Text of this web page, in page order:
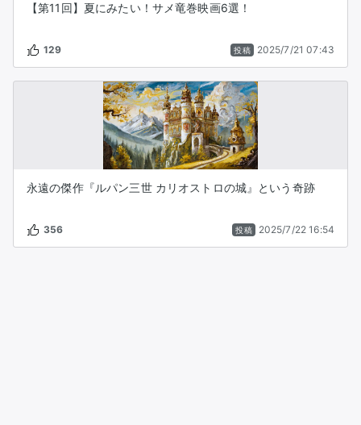
【第11回】夏にみたい！サメ竜巻映画6選！
129 投稿 2025/7/21 07:43
永遠の傑作『ルパン三世 カリオストロの城』という奇跡
356 投稿 2025/7/22 16:54